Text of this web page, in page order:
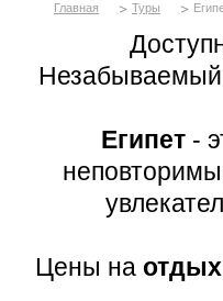
Главная Туры
Незабываемый
Египет-
Цены наотдых